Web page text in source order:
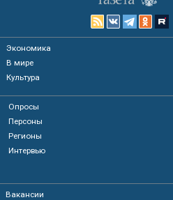
Экономика
В мире
Культура
Опросы
Персоны
Регионы
Интервью
Вакансии